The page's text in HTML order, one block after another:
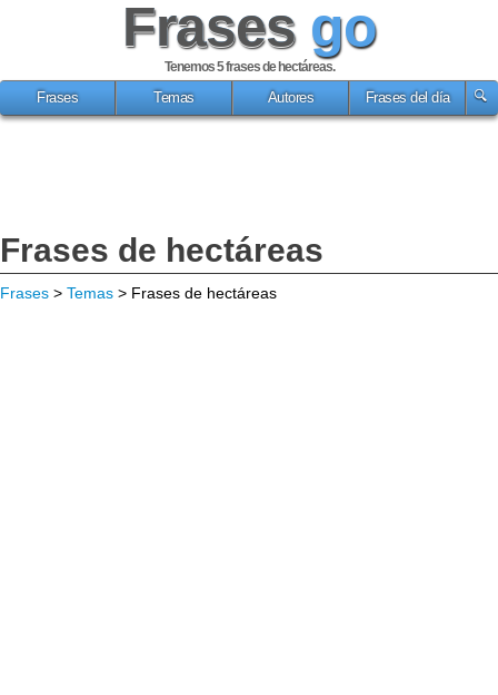
Frases go
Tenemos 5frases de hectáreas.
Frases
Temas Autores Frases del día
Frases de hectáreas
Frases > Temas > Frases de hectáreas